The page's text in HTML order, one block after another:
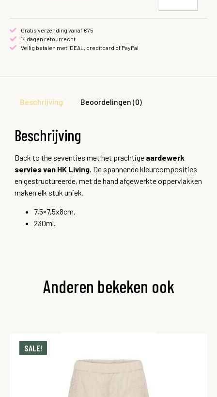
Gratis verzending vanaf €75
14 dagen retourrecht
Veilig betalen met iDEAL, creditcard of PayPal
Beschrijving Beoordelingen (0)
Beschrijving
Back to the seventies met het prachtige aardewerk
servies van HK Living. De spannende kleurcomposities
en gestructureerde, met de hand afgewerkte oppervlakken
maken elk stuk uniek.
7,5×7,5x8cm.
230ml.
Anderen bekeken ook
SALE!